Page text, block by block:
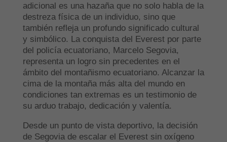
adicional es una hazaña que no solo habla de la
destreza física de un individuo, sino que
también refleja un profundo significado cultural
y simbólico. La conquista del Everest por parte
del policía ecuatoriano, Marcelo Segovia,
representa un logro sin precedentes en el
ámbito del montañismo ecuatoriano. Alcanzar la
cima de la montaña más alta del mundo en
condiciones tan extremas es un testimonio de
su arduo trabajo, dedicación y valentía.
Desde un punto de vista deportivo, la decisión
de Segovia de escalar el Everest sin oxígeno